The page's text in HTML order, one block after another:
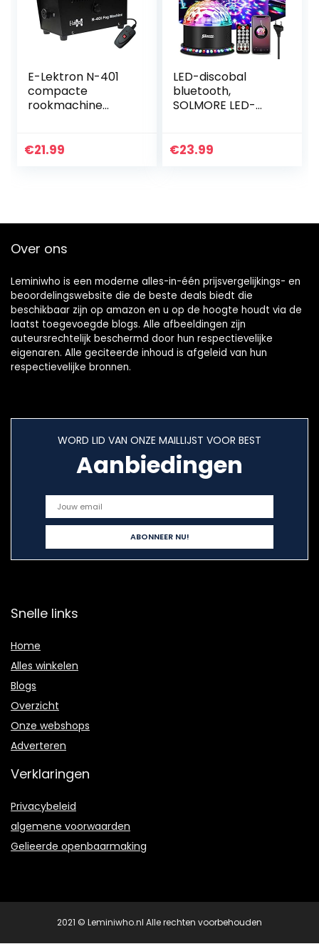
E-Lektron N-401
compacte
rookmachine
€21.99
LED-discobal
bluetooth,
SOLMORE LED-
muziekspeler
lichtmodi voor
€23.99
Over ons
Leminiwho is een moderne alles-in-één prijsvergelijkings- en
beoordelingswebsite die de beste deals biedt die
beschikbaar zijn op amazon en u op de hoogte houdt via de
laatst toegevoegde blogs. Alle afbeeldingen zijn
auteursrechtelijk beschermd door hun respectievelijke
eigenaren. Alle geciteerde inhoud is afgeleid van hun
respectievelijke bronnen.
WORD LID VAN ONZE MAILLIJST VOOR BEST
Aanbiedingen
Snelle links
Home
Alles winkelen
Blogs
Overzicht
Onze webshops
Adverteren
Verklaringen
Privacybeleid
algemene voorwaarden
Gelieerde openbaarmaking
2021 © Leminiwho.nl Alle rechten voorbehouden